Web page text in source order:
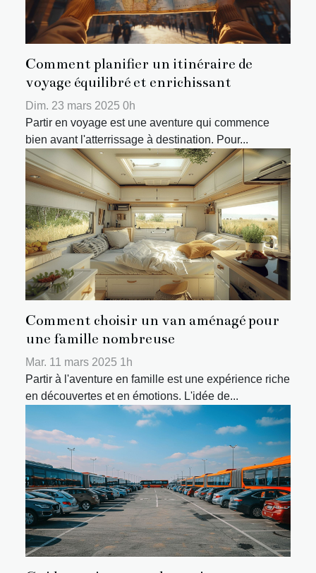
Comment planifier un itinéraire de
voyage équilibré et enrichissant
Dim. 23 mars 2025 0h
Partir en voyage est une aventure qui commence
bien avant l'atterrissage à destination. Pour...
Comment choisir un van aménagé pour
une famille nombreuse
Mar. 11 mars 2025 1h
Partir à l'aventure en famille est une expérience riche
en découvertes et en émotions. L'idée de...